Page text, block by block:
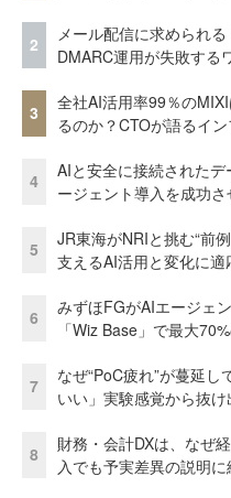
2
メール配信に求められ
DMARC運用が失敗する
3
全社AI活用率99％の
るのか？CTOが語るイ
4
AIと安全に接続された
ージェント導入を成功
5
JR東海がNRIと挑む“前
支えるAI活用と変化に
6
みずほFGがAIエージェ
「Wiz Base」で最大
7
なぜ“PoC疲れ”が蔓延
いい」実験感覚から抜
8
財務・会計DXは、なぜ
入でも予実差異の説明